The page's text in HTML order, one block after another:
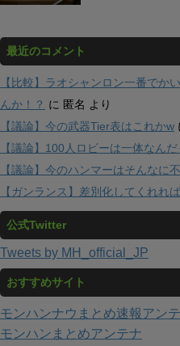
最近のコメント
【比較】ラオシャンロン一番でか
んか！？ に 匿名 より
【議論】今の武器Tier表はこれかw
【議論】100人ロビーは一体なん
【議論】今のハンマーはそんなに
【ガンランス】差別化してくれれ
公式Twitter
Tweets by MH_official_JP
おすすめサイト
モンハンナウまとめ速報アン
モンハンまとめアンテナ